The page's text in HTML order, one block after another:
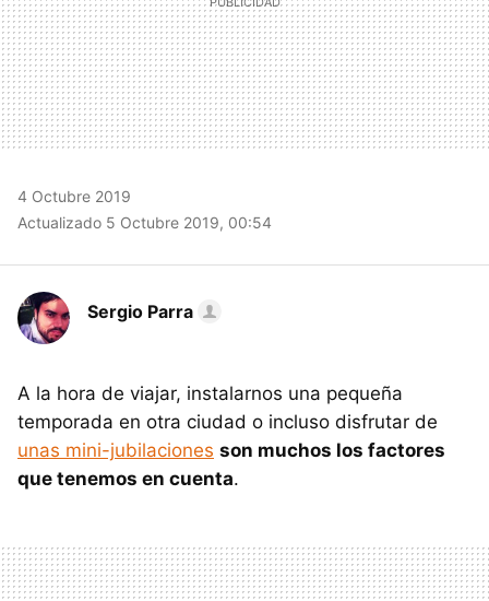
4 Octubre 2019
Actualizado 5 Octubre 2019, 00:54
Sergio Parra
A la hora de viajar, instalarnos una pequeña
temporada en otra ciudad o incluso disfrutar de
unas mini-jubilaciones son muchos los factores
que tenemos en cuenta.